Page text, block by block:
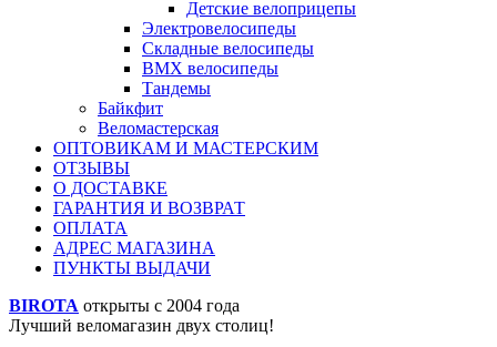
Детские велоприцепы
Электровелосипеды
Складные велосипеды
BMX велосипеды
Тандемы
Байкфит
Веломастерская
ОПТОВИКАМ И МАСТЕРСКИМ
ОТЗЫВЫ
О ДОСТАВКЕ
ГАРАНТИЯ И ВОЗВРАТ
ОПЛАТА
АДРЕС МАГАЗИНА
ПУНКТЫ ВЫДАЧИ
BIROTA открыты с 2004 года
Лучший веломагазин двух столиц!